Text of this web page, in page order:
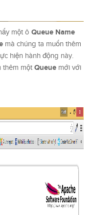
một ô Queue Name
mà chúng ta muốn thêm
hiện hành động này.
thêm một Queue mới với